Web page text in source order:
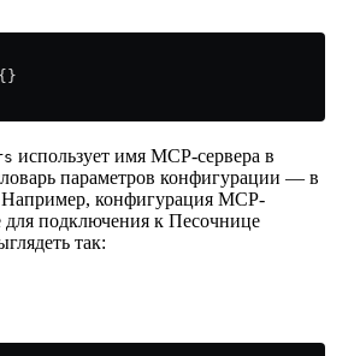
использует имя MCP-сервера в
параметров конфигурации — в
Например, конфигурация MCP-
для подключения к Песочнице
так: